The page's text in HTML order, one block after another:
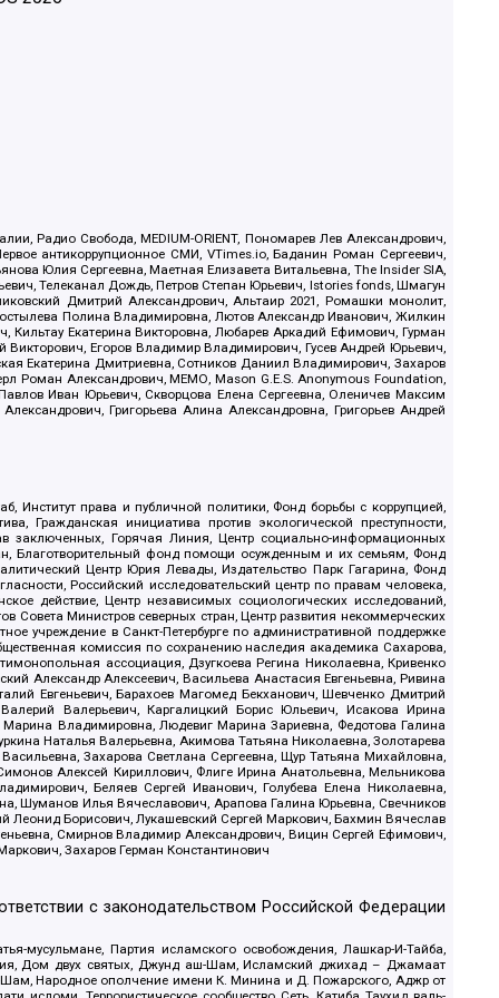
Радио Свобода, MEDIUM-ORIENT, Пономарев Лев Александрович,
антикоррупционное СМИ, VTimes.io, Баданин Роман Сергеевич,
Юлия Сергеевна, Маетная Елизавета Витальевна, The Insider SIA,
Телеканал Дождь, Петров Степан Юрьевич, Istories fonds, Шмагун
Дмитрий Александрович, Альтаир 2021, Ромашки монолит,
Полина Владимировна, Лютов Александр Иванович, Жилкин
Екатерина Викторовна, Любарев Аркадий Ефимович, Гурман
Егоров Владимир Владимирович, Гусев Андрей Юрьевич,
Екатерина Дмитриевна, Сотников Даниил Владимирович, Захаров
Роман Александрович, МЕМО, Mason G.E.S. Anonymous Foundation,
Иван Юрьевич, Скворцова Елена Сергеевна, Оленичев Максим
Григорьева Алина Александровна, Григорьев Андрей
Институт права и публичной политики, Фонд борьбы с коррупцией,
Гражданская инициатива против экологической преступности,
заключенных, Горячая Линия, Центр социально-информационных
Благотворительный фонд помощи осужденным и их семьям, Фонд
Центр Юрия Левады, Издательство Парк Гагарина, Фонд
Российский исследовательский центр по правам человека,
действие, Центр независимых социологических исследований,
Министров северных стран, Центр развития некоммерческих
учреждение в Санкт-Петербурге по административной поддержке
комиссия по сохранению наследия академика Сахарова,
ассоциация, Дзугкоева Регина Николаевна, Кривенко
Александр Алексеевич, Васильева Анастасия Евгеньевна, Ривина
Евгеньевич, Барахоев Магомед Бекханович, Шевченко Дмитрий
Валерьевич, Каргалицкий Борис Юльевич, Исакова Ирина
Владимировна, Людевиг Марина Зариевна, Федотова Галина
Наталья Валерьевна, Акимова Татьяна Николаевна, Золотарева
Захарова Светлана Сергеевна, Щур Татьяна Михайловна,
Алексей Кириллович, Флиге Ирина Анатольевна, Мельникова
Беляев Сергей Иванович, Голубева Елена Николаевна,
Шуманов Илья Вячеславович, Арапова Галина Юрьевна, Свечников
Борисович, Лукашевский Сергей Маркович, Бахмин Вячеслав
Смирнов Владимир Александрович, Вицин Сергей Ефимович,
Захаров Герман Константинович
с законодательством Российской Федерации
мусульмане, Партия исламского освобождения, Лашкар-И-Тайба,
Дом двух святых, Джунд аш-Шам, Исламский джихад – Джамаат
Шам, Народное ополчение имени К. Минина и Д. Пожарского, Аджр от